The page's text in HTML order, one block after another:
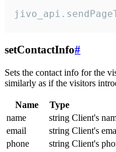
setContactInfo#
Sets the contact info for the
similarly as if the visitors
Name Type
name
string Client's
email
string Client's
phone
string Client's